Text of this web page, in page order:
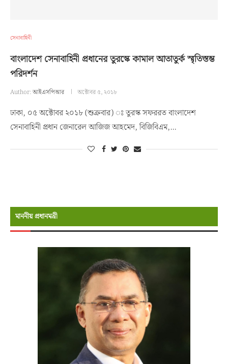
সেনাবাহিনী
বাংলাদেশ সেনাবাহিনী প্রধানের তুরস্কে কামাল আতাতুর্ক স্মৃতিস্তম্ভ
পরিদর্শন
Author:আইএসপিআর অক্টোবর ৫, ২০১৮
ঢাকা, ০৫ অক্টোবর ২০১৮ (শুক্রবার) ঃ তুরস্ক সফররত বাংলাদেশ
সেনাবাহিনী প্রধান জেনারেল আজিজ আহমেদ, বিজিবিএম,…
মাননীয় প্রধানমন্রী